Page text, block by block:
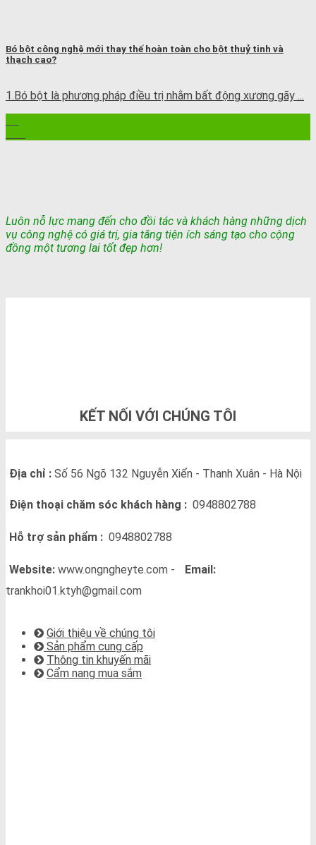
Bó bột công nghệ mới thay thế hoàn toàn cho bột thuỷ tinh và
thạch cao?
1.Bó bột là phương pháp điều trị nhằm bất động xương gãy ...
Luôn nỗ lực mang đến cho đồi tác và khách hàng những dịch
vụ công nghệ có giá trị, gia tăng tiện ích sáng tạo cho cộng
đồng một tương lai tốt đẹp hơn!
KẾT NỐI VỚI CHÚNG TÔI
Địa chỉ : Số 56 Ngõ 132 Nguyễn Xiển - Thanh Xuân - Hà Nội
Điện thoại chăm sóc khách hàng : 0948802788
Hỗ trợ sản phẩm : 0948802788
Website: www.ongngheyte.com -
Email:
trankhoi01.ktyh@gmail.com
Giới thiệu về chúng tôi
Sản phẩm cung cấp
Thông tin khuyến mãi
Cẩm nang mua sắm